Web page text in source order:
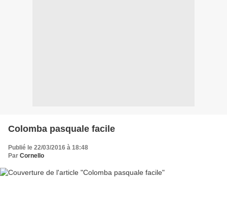
Colomba pasquale facile
Publié le 22/03/2016 à 18:48
Par Cornello